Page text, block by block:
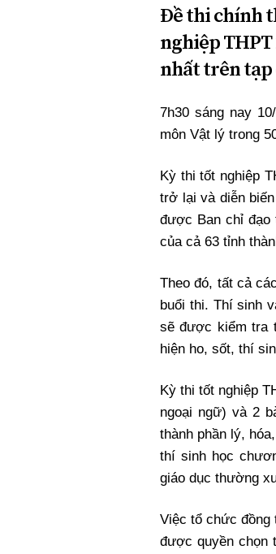
Đề thi chính
nghiệp THPT
nhất trên tạp
7h30 sáng nay
môn Vật lý trong
Kỳ thi tốt nghiệp
trở lại và diễn
được Ban chỉ đạo
của cả 63 tỉnh
Theo đó, tất cả
buổi thi. Thí sinh
sẽ được kiểm tra
hiện ho, sốt, thí
Kỳ thi tốt nghiệp
ngoại ngữ) và 2
thành phần lý,
thí sinh học
giáo dục thường
Việc tổ chức đồng
được quyền chọn